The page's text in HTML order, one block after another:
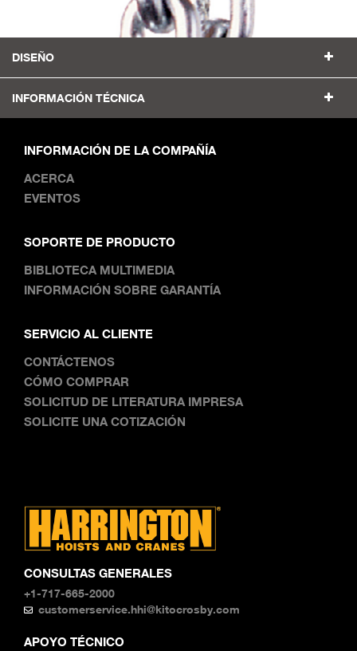
DISEÑO
INFORMACIÓN TÉCNICA
CONSULTAS GENERALES
+1-717-665-2000
customerservice.hhi@kitocrosby.com
APOYO TÉCNICO
INFORMACIÓN DE LA COMPAÑÍA
ACERCA
EVENTOS
SOPORTE DE PRODUCTO
BIBLIOTECA MULTIMEDIA
INFORMACIÓN SOBRE GARANTÍA
SERVICIO AL CLIENTE
CONTÁCTENOS
CÓMO COMPRAR
SOLICITUD DE LITERATURA IMPRESA
SOLICITE UNA COTIZACIÓN